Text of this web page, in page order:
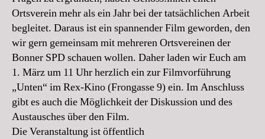
Ortsverein mehr als ein Jahr bei der tatsächlichen Arbeit
begleitet. Daraus ist ein spannender Film geworden, den
wir gern gemeinsam mit mehreren Ortsvereinen der
Bonner SPD schauen wollen. Daher laden wir Euch am
1. März um 11 Uhr herzlich ein zur Filmvorführung
„Unten“ im Rex-Kino (Frongasse 9) ein. Im Anschluss
gibt es auch die Möglichkeit der Diskussion und des
Austausches über den Film.
Die Veranstaltung ist öffentlich